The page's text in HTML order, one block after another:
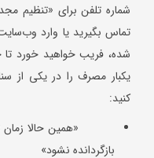
شماره تلفن برای «تنظیم
شده، فریب خواهید خورد تا
یکبار مصرف را در یکی از
کنید:
«همین حالا زمان
بازگردانده نشود»